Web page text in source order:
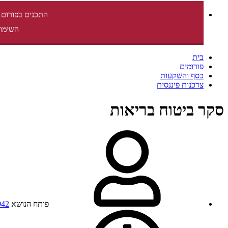
התכנים
בית
פורומים
כסף והשקעות
צרכנות פיננסית
סקר ביטוח בריאות
פותח הנושא